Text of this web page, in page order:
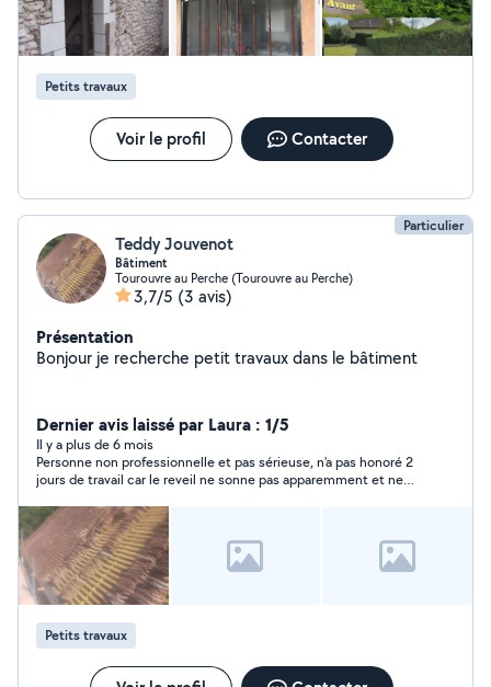
Petits travaux
Voir le profil Contacter
Particulier
Teddy Jouvenot
Bâtiment
Tourouvre au Perche (Tourouvre au Perche)
3,7/5 (3 avis)
Présentation
Bonjour je recherche petit travaux dans le bâtiment
Dernier avis laissé par Laura : 1/5
Il y a plus de 6 mois
Personne non professionnelle et pas sérieuse, n'a pas honoré 2
jours de travail car le reveil ne sonne pas apparemment et ne
cette personne. À fuir !!!
Petits travaux